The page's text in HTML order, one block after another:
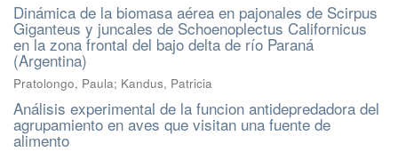
Dinámica de la biomasa aérea en pajonales de Scirpus
Giganteus y juncales de Schoenoplectus Californicus
en la zona frontal del bajo delta de río Paraná
(Argentina)
Pratolongo, Paula; Kandus, Patricia
Análisis experimental de la funcion antidepredadora del
agrupamiento en aves que visitan una fuente de
alimento